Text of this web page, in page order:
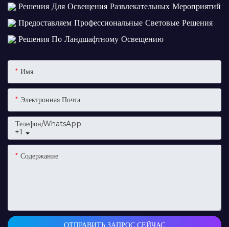
Решения Для Освещения Развлекательных Мероприятий
Предоставляем Профессиональные Световые Решения
Решения По Ландшафтному Освещению
Имя
Электронная Почта
+1
Телефон/WhatsApp
Содержание
ОТПРАВИТЬ ЗАПРОС СЕЙЧАС